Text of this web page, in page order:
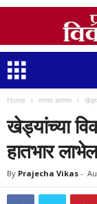
Home ताज्या बातम्या
खेड्यांच्या
हातभार
By Prajecha Vikas -